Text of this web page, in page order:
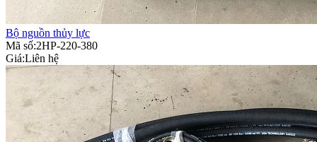
Bộ nguồn thủy lực
Mã số:2HP-220-380
Giá:Liên hệ